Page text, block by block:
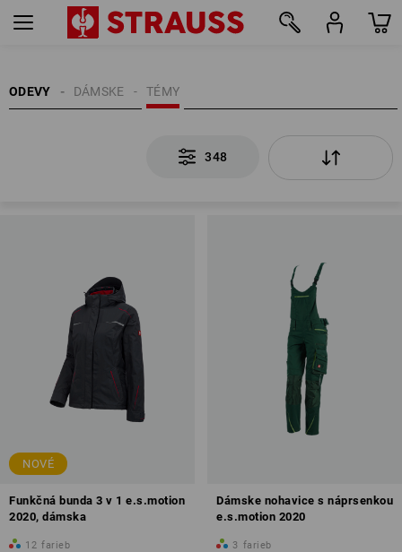
ODEVY TÉMY
DÁMSKE
348
NOVÉ
Funkčná bunda 3 v 1 e.s.motion
2020, dámska
12 farieb
Dámske nohavice s náprsenkou
e.s.motion 2020
3 farieb